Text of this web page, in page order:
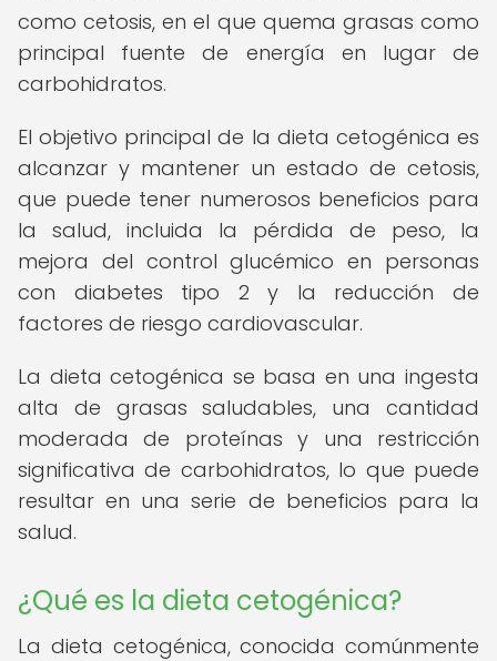
como cetosis, en el que quema grasas como
principal fuente de energía en lugar de
carbohidratos.
El objetivo principal de la dieta cetogénica es
alcanzar y mantener un estado de cetosis,
que puede tener numerosos beneficios para
la salud, incluida la pérdida de peso, la
mejora del control glucémico en personas
con diabetes tipo 2 y la reducción de
factores de riesgo cardiovascular.
La dieta cetogénica se basa en una ingesta
alta de grasas saludables, una cantidad
moderada de proteínas y una restricción
significativa de carbohidratos, lo que puede
resultar en una serie de beneficios para la
salud.
¿Qué es la dieta cetogénica?
La dieta cetogénica, conocida comúnmente